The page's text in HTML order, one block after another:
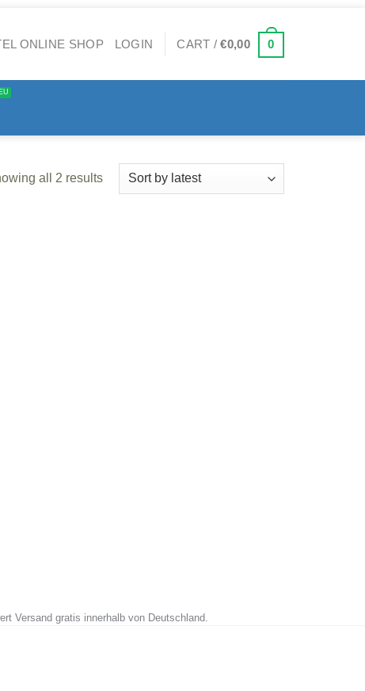
LOGIN CART /€0,00 0
all 2 results
Versand gratis innerhalb von Deutschland.